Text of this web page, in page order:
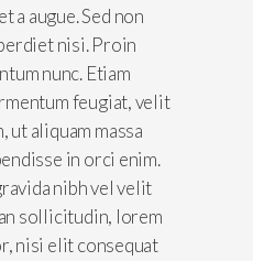
a augue. Sed non
nisi. Proin
nunc. Etiam
feugiat, velit
ut aliquam massa
in orci enim.
nibh vel velit
sollicitudin, lorem
nisi elit consequat